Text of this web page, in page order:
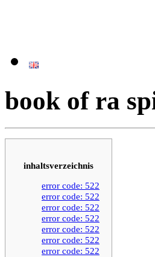
book of ra
inhaltsverzeichnis
error code: 522
error code: 522
error code: 522
error code: 522
error code: 522
error code: 522
error code: 522